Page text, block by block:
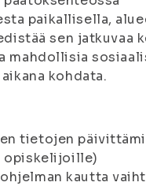
paikallisella,
sen jatkuvaa
mahdollisia
kohdata.
tietojen
opiskelijoille)
kautta